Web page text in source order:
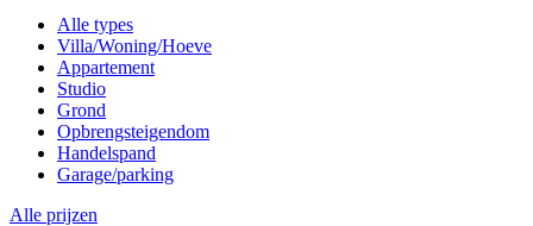
Alle types
Villa/Woning/Hoeve
Appartement
Studio
Grond
Opbrengsteigendom
Handelspand
Garage/parking
Alle prijzen